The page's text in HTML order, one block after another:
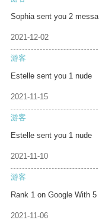
Sophia sent you 2 messa
2021-12-02
游客
Estelle sent you 1 nude
2021-11-15
游客
Estelle sent you 1 nude
2021-11-10
游客
Rank 1 on Google With 5
2021-11-06